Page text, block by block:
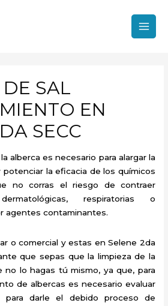
SAL
EN
SECC
alberca es necesario para alargar la
la eficacia de los químicos
no corras el riesgo de contraer
respiratorias o
agentes contaminantes.
o comercial y estas en Selene 2da
que sepas que la limpieza de la
no lo hagas tú mismo, ya que, para
de albercas es necesario evaluar
darle el debido proceso de